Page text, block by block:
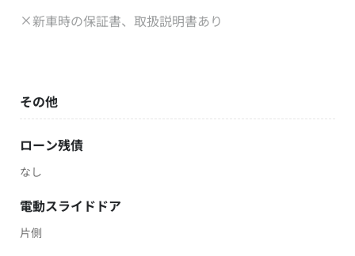
新車時の保証書、取扱説明書あり
その他
ローン残債
なし
電動スライドドア
片側